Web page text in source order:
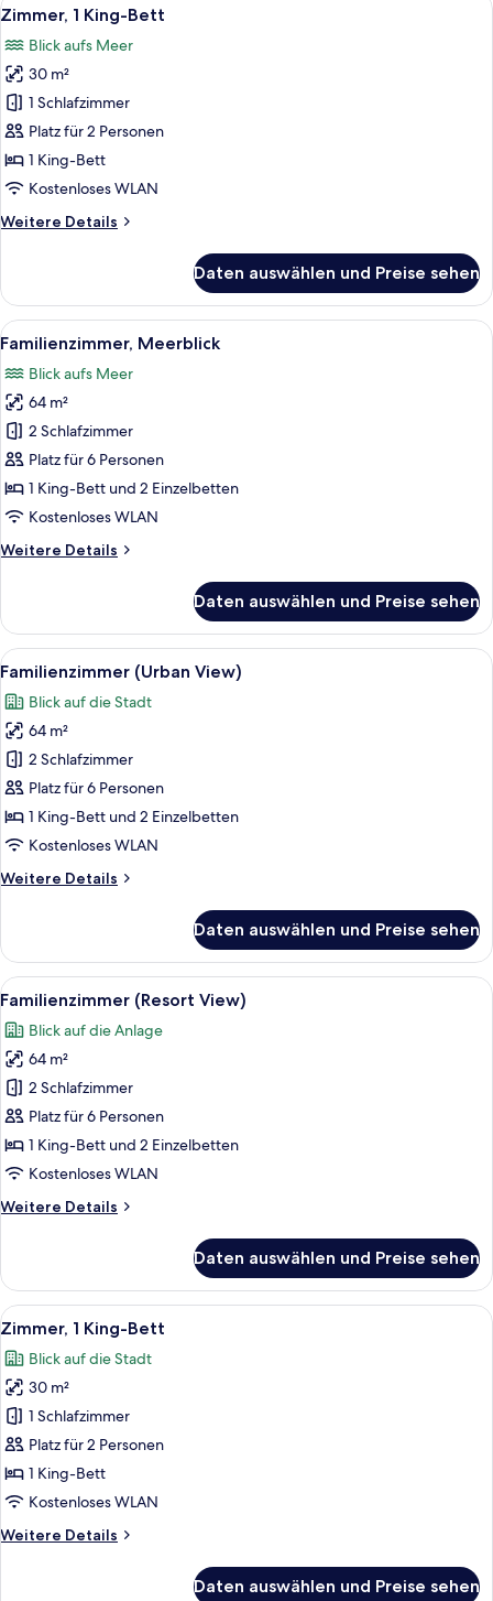
Fotos
für
Zimmer,
1 King-
Bett
anzeigen
6
Zimmer, 1 King-Bett
Blick aufs Meer
30 m²
1 Schlafzimmer
Platz für 2 Personen
1 King-Bett
Kostenloses WLAN
Weitere Details
Weitere
1 King-
Bett
Daten auswählen und Preise sehen
Alle
Fotos
für
Familienzimmer,
Meerblick
anzeigen
Ein Hotelzimmer mit einem großen
8
Familienzimmer, Meerblick
Blick aufs Meer
64 m²
2 Schlafzimmer
Platz für 6 Personen
1 King-Bett und 2 Einzelbetten
Kostenloses WLAN
Weitere Details
Weitere
Meerblick
Daten auswählen und Preise sehen
Alle
Fotos
für
Familienzimmer
(Urban
View)
anzeigen
Ein Hotelzimmer mit einem großen
6
Familienzimmer (Urban View)
Blick auf die Stadt
64 m²
2 Schlafzimmer
Platz für 6 Personen
1 King-Bett und 2 Einzelbetten
Kostenloses WLAN
Weitere Details
Weitere
(Urban
View)
Daten auswählen und Preise sehen
Alle
Fotos
für
Familienzimmer
(Resort
View)
anzeigen
Ein modernes Hotelzimmer mit
6
Familienzimmer (Resort View)
Blick auf die Anlage
64 m²
2 Schlafzimmer
Platz für 6 Personen
1 King-Bett und 2 Einzelbetten
Kostenloses WLAN
Weitere Details
Weitere
(Resort
View)
Daten auswählen und Preise sehen
Alle
Fotos
für
Zimmer,
1 King-
Bett
anzeigen
Ein modernes Hotelzimmer mit
5
Zimmer, 1 King-Bett
Blick auf die Stadt
30 m²
1 Schlafzimmer
Platz für 2 Personen
1 King-Bett
Kostenloses WLAN
Weitere Details
Weitere
Daten auswählen und Preise sehen